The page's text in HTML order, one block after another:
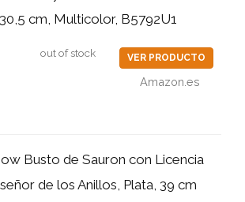
cm, Multicolor, B5792U1
out of stock VER PRODUCTO
Amazon.es
Busto de Sauron con Licencia
de los Anillos, Plata, 39 cm